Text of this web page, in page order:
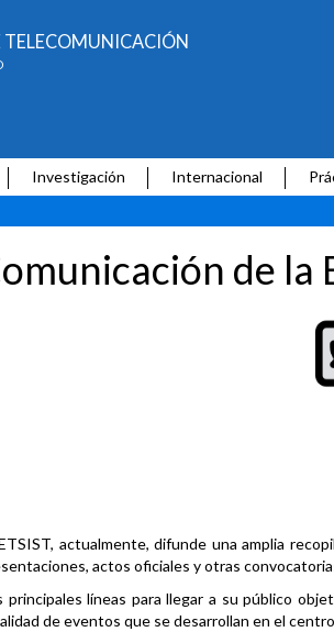
TELECOMUNICACIÓN
Investigación Internacional
de la
actualmente, difunde una amplia
actos oficiales y otras
principales líneas para llegar a su público
de eventos que se desarrollan en el